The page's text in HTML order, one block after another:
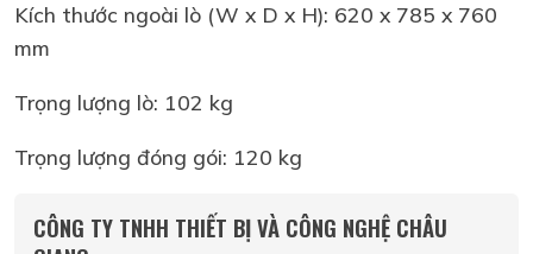
Kích thước ngoài lò (W x D x H): 620 x 785 x 760
mm
Trọng lượng lò: 102 kg
Trọng lượng đóng gói: 120 kg
CÔNG TY TNHH THIẾT BỊ VÀ CÔNG NGHỆ CHÂU